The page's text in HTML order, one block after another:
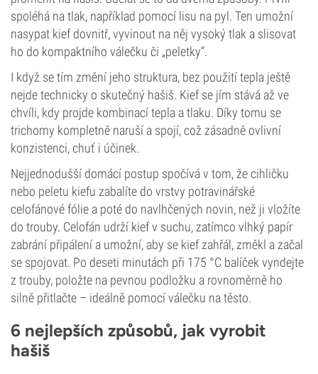
spoléhá na tlak, například pomocí lisu na pyl. Ten umožní
nasypat kief dovnitř, vyvinout na něj vysoký tlak a slisovat
ho do kompaktního válečku či „peletky“.
I když se tím změní jeho struktura, bez použití tepla ještě
nejde technicky o skutečný hašiš. Kief se jím stává až ve
chvíli, kdy projde kombinací tepla a tlaku. Díky tomu se
trichomy kompletně naruší a spojí, což zásadně ovlivní
konzistenci, chuť i účinek.
Nejjednodušší domácí postup spočívá v tom, že cihličku
nebo peletu kiefu zabalíte do vrstvy potravinářské
celofánové fólie a poté do navlhčených novin, než ji vložíte
do trouby. Celofán udrží kief v suchu, zatímco vlhký papír
zabrání připálení a umožní, aby se kief zahřál, změkl a začal
se spojovat. Po deseti minutách při 175 °C balíček vyndejte
z trouby, položte na pevnou podložku a rovnoměrně ho
silně přitlačte – ideálně pomocí válečku na těsto.
6 nejlepších způsobů, jak vyrobit
hašiš